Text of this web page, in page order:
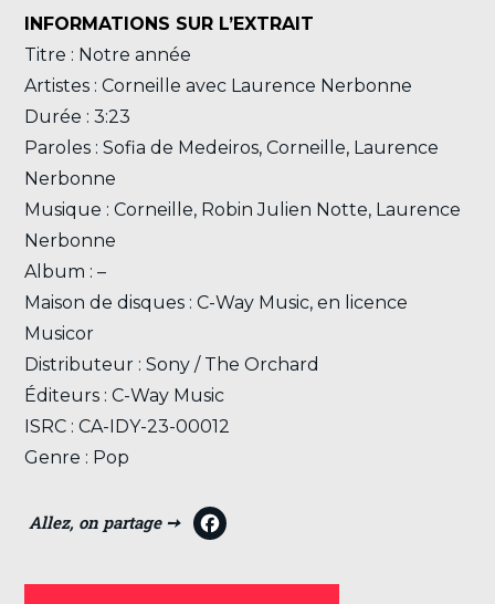
INFORMATIONS SUR L’EXTRAIT
Titre : Notre année
Artistes : Corneille avec Laurence Nerbonne
Durée : 3:23
Paroles : Sofia de Medeiros, Corneille, Laurence
Nerbonne
Musique : Corneille, Robin Julien Notte, Laurence
Nerbonne
Album : –
Maison de disques : C-Way Music, en licence
Musicor
Distributeur : Sony / The Orchard
Éditeurs : C-Way Music
ISRC : CA-IDY-23-00012
Genre : Pop